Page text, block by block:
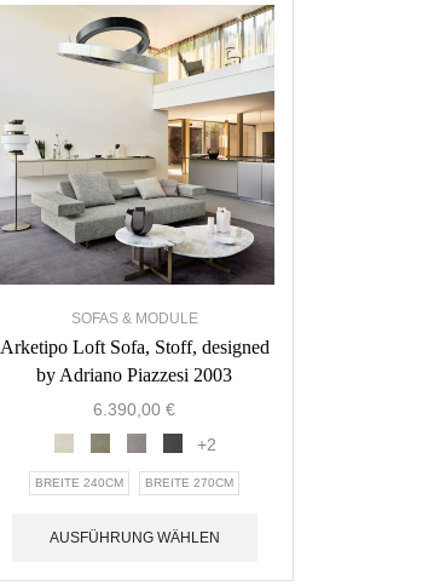
SOFAS & MODULE
Arketipo Loft Sofa, Stoff, designed
by Adriano Piazzesi 2003
6.390,00€
+2
BREITE 240CM BREITE 270CM
AUSFÜHRUNG WÄHLEN